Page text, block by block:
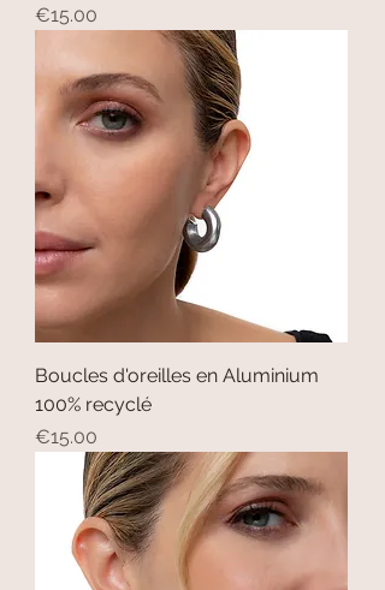
Price
€15.00
Boucles d'oreilles en Aluminium
100% recyclé
Price
€15.00